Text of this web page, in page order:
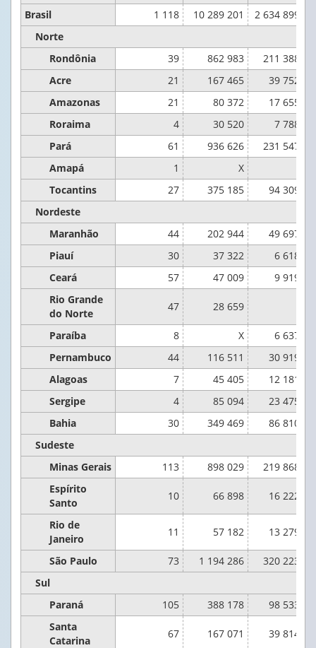
Brasil 1 118 10 289 201
2 634 899
Norte
Rondônia
39 862 983
211 388
Acre
21 167 465
39 752
Amazonas
21 80 372
17 655
Roraima
4 30 520
7 788
Pará
61 936 626
231 547
Amapá
1 X
Tocantins
27 375 185
94 309
Nordeste
Maranhão
44 202 944
49 697
Piauí
30 37 322
6 618
Ceará
57 47 009
9 919
Rio Grande
do Norte
47 28 659
Paraíba 8 X
6 637
Pernambuco
44 116 511
30 919
Alagoas
7 45 405
12 181
Sergipe
4 85 094
23 475
Bahia
30 349 469
86 810
Sudeste
Minas Gerais
113 898 029
219 868
Espírito
Santo
10 66 898 16 222
Rio de
Janeiro
11 57 182 13 279
São Paulo 73 1 194 286
320 223
Sul
Paraná
105 388 178
98 533
Santa
Catarina
67 167 071 39 814